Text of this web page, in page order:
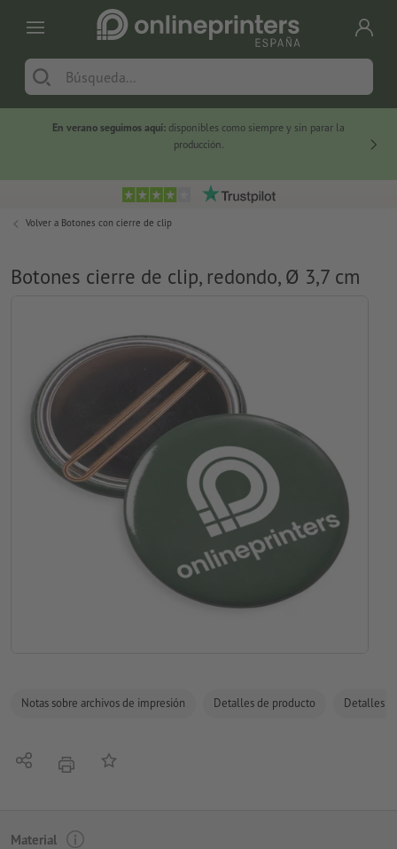
En verano seguimos aquí: disponibles como siempre y sin parar la
producción.
Volver a Botones con cierre de clip
Botones cierre de clip, redondo, Ø 3,7 cm
Notas sobre archivos de impresión Detalles de producto Detalles
CompartirimprimirAñadir a lista de favoritos
Material